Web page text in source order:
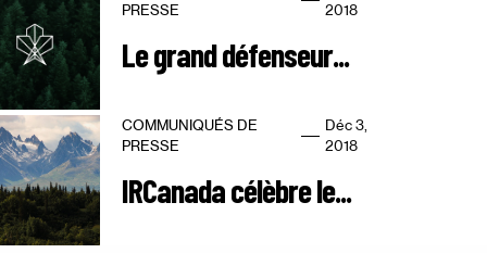
PRESSE
2018
Le grand défenseur...
COMMUNIQUÉS DE
PRESSE
Déc 3,
2018
IRCanada célèbre le...